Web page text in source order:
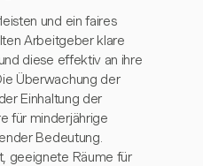
und ein faires
Arbeitgeber klare
diese effektiv an ihre
Überwachung der
Einhaltung der
für minderjährige
Bedeutung.
geeignete Räume für